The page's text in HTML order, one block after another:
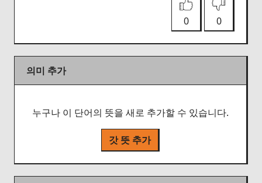
0 0
의미 추가
누구나 이 단어의 뜻을 새로 추가할 수 있습니다.
갓 뜻 추가